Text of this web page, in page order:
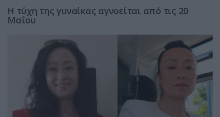
Η τύχη της γυναίκας αγνοείται από τις 20
Μαΐου